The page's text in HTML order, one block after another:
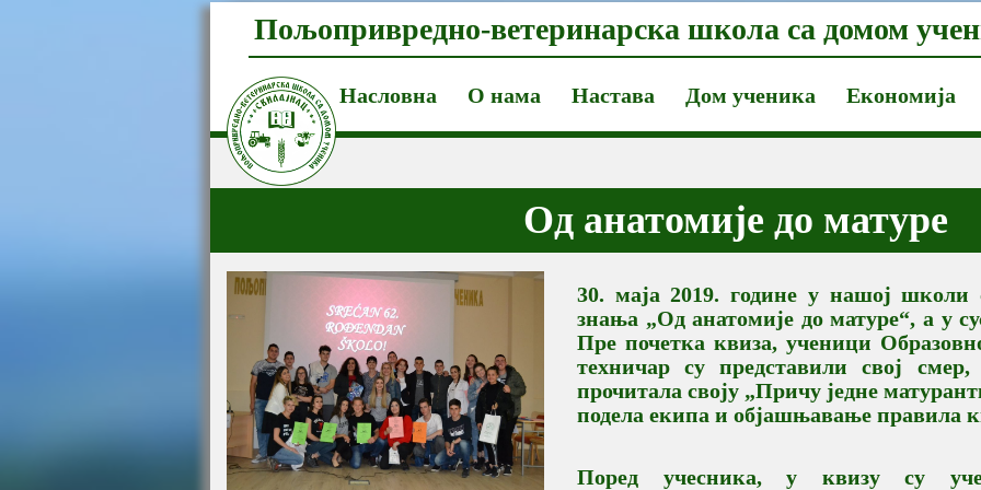
Пољопривредно-ветеринарска школа са домом
Насловна О нама Настава Дом ученика Економија
Од анатомије до матуре
30. маја 2019. године у нашој
знања „Од анатомије до матуре“, а у
Пре почетка квиза, ученици
техничар су представили свој
прочитала своју „Причу једне
подела екипа и објашњавање правила
Поред учесника, у квизу су